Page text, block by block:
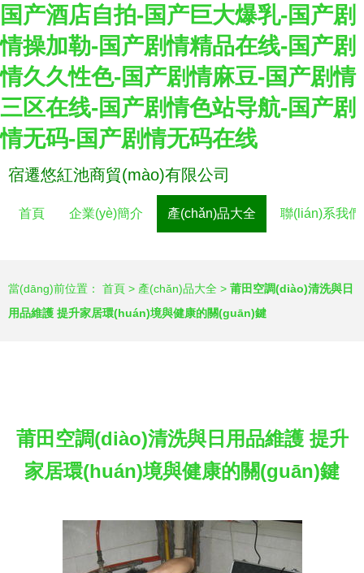
国产酒店自拍-国产巨大爆乳-国产剧
情操加勒-国产剧情精品在线-国产剧
情久久性色-国产剧情麻豆-国产剧情
三区在线-国产剧情色站导航-国产剧
情无码-国产剧情无码在线
宿遷悠紅池商貿(mào)有限公司
首頁 企業(yè)簡介 產(chǎn)品大全 聯(lián)系我們
當(dāng)前位置： 首頁 > 產(chǎn)品大全 > 莆田空調(diào)清洗與日
用品維護 提升家居環(huán)境與健康的關(guān)鍵
莆田空調(diào)清洗與日用品維護 提升
家居環(huán)境與健康的關(guān)鍵